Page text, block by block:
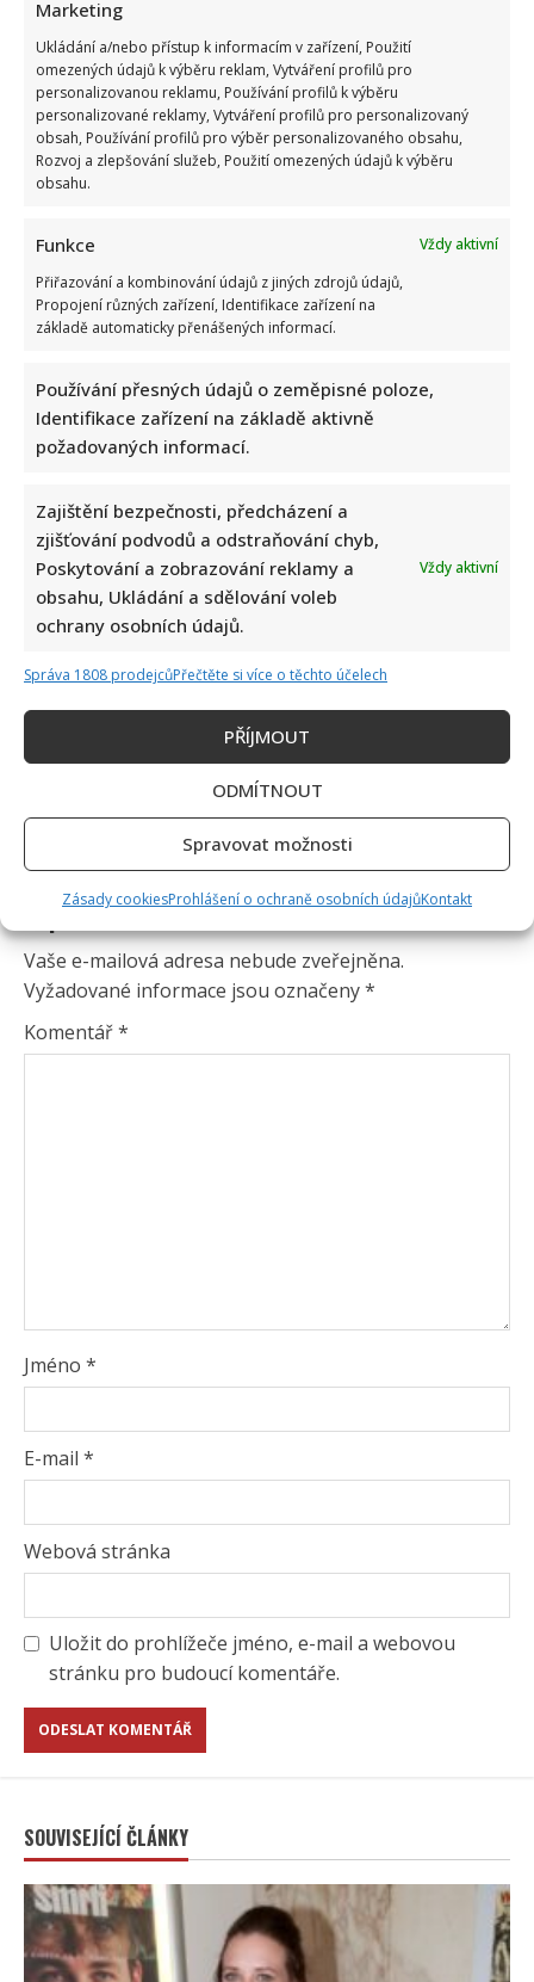
Marketing
Ukládání a/nebo přístup k informacím v zařízení, Použití
omezených údajů k výběru reklam, Vytváření profilů pro
personalizovanou reklamu, Používání profilů k výběru
personalizované reklamy, Vytváření profilů pro personalizovaný
obsah, Používání profilů pro výběr personalizovaného obsahu,
Rozvoj a zlepšování služeb, Použití omezených údajů k výběru
obsahu.
Funkce
Vždy aktivní
Přiřazování a kombinování údajů z jiných zdrojů údajů,
Propojení různých zařízení, Identifikace zařízení na
základě automaticky přenášených informací.
Používání přesných údajů o zeměpisné poloze,
Identifikace zařízení na základě aktivně
požadovaných informací.
Zajištění bezpečnosti, předcházení a
zjišťování podvodů a odstraňování chyb,
Poskytování a zobrazování reklamy a
obsahu, Ukládání a sdělování voleb
ochrany osobních údajů.
Vždy aktivní
Správa 1808 prodejcůPřečtěte si více o těchto účelech
PŘÍJMOUT
ODMÍTNOUT
Spravovat možnosti
Zásady cookiesProhlášení o ochraně osobních údajůKontakt
Napsat komentář
Vaše e-mailová adresa nebude zveřejněna.
Vyžadované informace jsou označeny*
Komentář*
Jméno *
E-mail *
Webová stránka
Uložit do prohlížeče jméno, e-mail a webovou
stránku pro budoucí komentáře.
SOUVISEJÍCÍ ČLÁNKY